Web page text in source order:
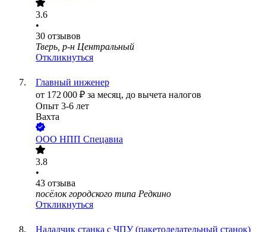
3.6
•
30 отзывов
Тверь, р-н Центральный
Откликнуться
Главный инженер
от 172 000 ₽ за месяц, до вычета налогов
Опыт 3-6 лет
Вахта
ООО НПП Спецавиа
3.8
•
43 отзыва
посёлок городского типа Редкино
Откликнуться
Наладчик станка с ЧПУ (пакетоделательный станок)